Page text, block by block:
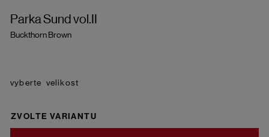
Parka Sund vol.II
Buckthorn Brown
velikost
ZVOLTE VARIANTU